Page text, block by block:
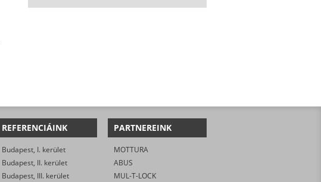
REFERENCIÁINK
Budapest, I. kerület
Budapest, II. kerület
Budapest, III. kerület
PARTNEREINK
MOTTURA
ABUS
MUL-T-LOCK